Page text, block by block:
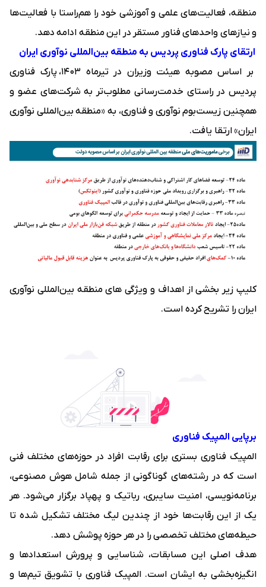
منطقه، فعالیت‌های علمی و آموزشی خود را هم‌راستا با فعالیت‌ها
و نیازهای واحدهای فناور مستقر در این منطقه ادامه دهد.
ارتقای پارک فناوری پردیس به منطقه بین‌المللی نوآوری ایران
بر اساس مصوبه هیئت وزیران در تیرماه ۱۴۰۳، پارک فناوری
پردیس در راستای خدمت‌رسانی مطلوب‌تر به شرکت‌های عضو و
همچنین زیست‌بوم نوآوری و فناوری، به «منطقه بین‌المللی نوآوری
ایران» ارتقا یافت.
کلیپ زیر بخشی از اهداف و ویژگی های منطقه بین‌المللی نوآوری
ایران را تشریح کرده است.
برپایی المپیک فناوری
المپیک فناوری بستری برای رقابت افراد در حوزه‌های مختلف فنی
است که در رشته‌های گوناگونی از جمله شامل هوش مصنوعی،
برنامه‌نویسی، امنیت سایبری، رباتیک و پهپاد برگزار می‌شود. هر
یک از این رقابت‌ها خود از چندین لیگ مختلف تشکیل شده تا
حیطه‌های مختلف تخصصی را در هر حوزه پوشش دهد.
هدف اصلی این مسابقات، شناسایی و پرورش استعدادها و
انگیزه‌بخشی به ایشان است. المپیک فناوری با تشویق تیم‌ها و